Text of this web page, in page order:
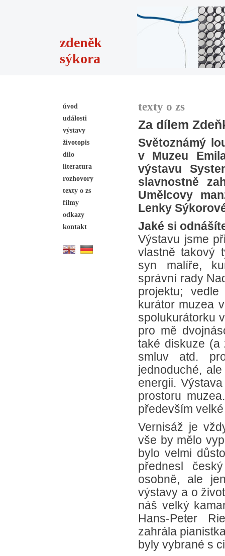
zdeněk
sýkora
úvod
události
výstavy
životopis
dílo
literatura
rozhovory
texty o zs
filmy
odkazy
kontakt
texty o zs
Za dílem
Světoznámý
v Muzeu
výstavu
slavnostně
Umělcovy
Lenky
Jaké si
Výstavu jsme
vlastně takový
syn malíře,
správní rady
projektu;
kurátor muzea
spolukurátorku
pro mě
také diskuze (a
smluv atd.
jednoduché,
energii.
prostoru
především
Vernisáž je
vše by mělo
bylo velmi
přednesl
osobně, ale
výstavy a o
náš velký
Hans-Peter
zahrála
byly vybrané s